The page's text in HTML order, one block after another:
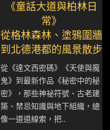
《童話大道與柏林日
常》
從格林森林、塗鴉圍牆
到北德港都的風景散步
從《達文西密碼》《天使與魔
鬼》到最新作品《秘密中的秘
密》，那些神祕符號、古老建
築、禁忌知識與地下組織，總
像一道道線索，把..